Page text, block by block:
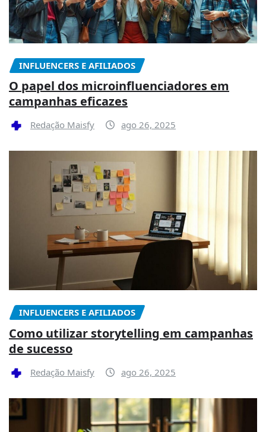
INFLUENCERS E AFILIADOS
O papel dos microinfluenciadores em
campanhas eficazes
Redação Maisfy ago 26, 2025
INFLUENCERS E AFILIADOS
Como utilizar storytelling em campanhas
de sucesso
Redação Maisfy ago 26, 2025